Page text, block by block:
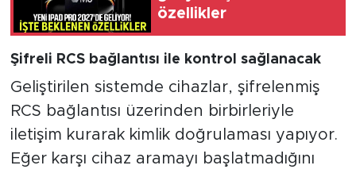
özellikler
Şifreli RCS bağlantısı ile kontrol sağlanacak
Geliştirilen sistemde cihazlar, şifrelenmiş
RCS bağlantısı üzerinden birbirleriyle
iletişim kurarak kimlik doğrulaması yapıyor.
Eğer karşı cihaz aramayı başlatmadığını